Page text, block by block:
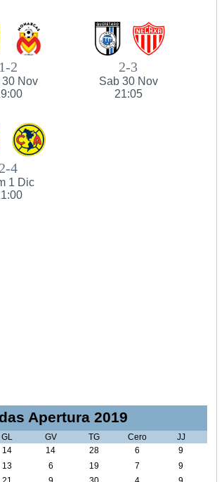
1-2
30 Nov
2-3
Sab 30 Nov
21:05
2-4
1 Dic
Apertura 2019
GL GV TG Cero
JJ
14 14 28 6
9
13 6 19 7
9